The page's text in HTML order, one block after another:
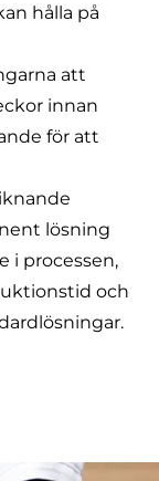
hålla på
att
innan
för att
lösning
i processen,
och